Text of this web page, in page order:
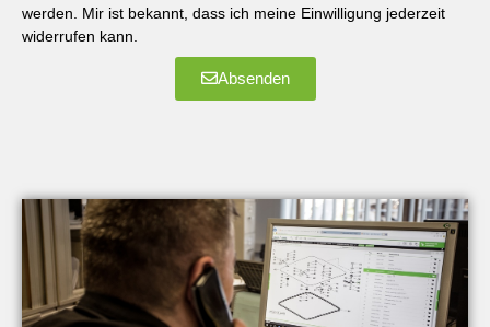
werden. Mir ist bekannt, dass ich meine Einwilligung jederzeit
widerrufen kann.
Absenden